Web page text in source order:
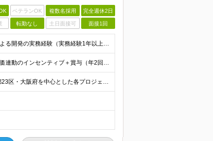
ベテランOK 複数名採用 完全週休2日
転勤なし 土日面接可 面接1回
《経験の浅いジュニアエンジニアも歓迎》 ◆Salesforceによる開発の実務経験（実務経験1年以上） ◆学歴不問 ▽歓迎要件 ※必須ではありません ・PM経験のある方、Apex／LWCの開発経験が
□想定年収350万円～1,000万円 □月給25万円～75万円＋単価連動のインセンティブ＋賞与（年2回） ※月給にはみなし残業代（月20時間分／33,186円～）を含みます。超過分は全額支給 ▽試用
《フルリモート77％｜ハイブリッドワーク活用中》 東京都23区・大阪府を中心とした各プロジェクト先となります 《本社》高知県高知市本町2-4-30-905 (変更の範囲)上記を除く当社関連勤務地